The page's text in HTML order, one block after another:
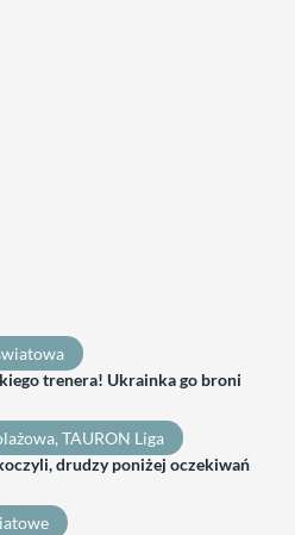
trenera! Ukrainka go broni
, TAURON Liga
drudzy poniżej oczekiwań